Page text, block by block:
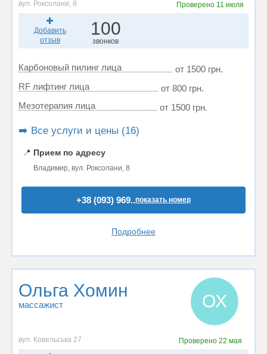
вул. Роксолани, 8 Проверено 11 июля
Добавить
отзыв
100
звонков
Карбоновый пилинг лица
от 1500 грн.
RF лифтинг лица
от 800 грн.
Мезотерапия лица
от 1500 грн.
➡️ Все услуги и цены (16)
📍 Прием по адресу
Владимир, вул. Роксолани, 8
+38 (093) 969..показать номер
Подробнее
Ольга Хомин
массажист ОХ
вул. Ковельська 27 Проверено 22 мая